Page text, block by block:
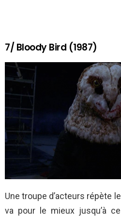
7/ Bloody Bird (1987)
Une troupe d’acteurs répète
va pour le mieux jusqu’à